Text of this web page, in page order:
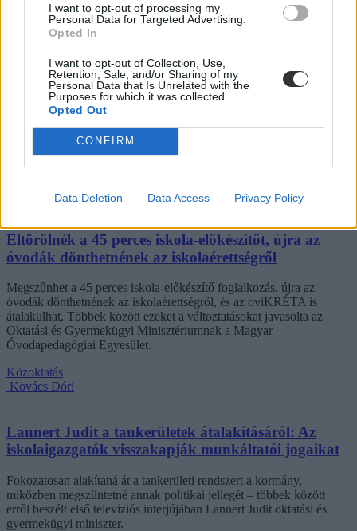
I want to opt-out of processing my
Personal Data for Targeted Advertising.
Opted In
I want to opt-out of Collection, Use,
Retention, Sale, and/or Sharing of my
Personal Data that Is Unrelated with the
Purposes for which it was collected.
Opted Out
CONFIRM
Data Deletion Data Access Privacy Policy
Szöllősi Anna
Dolgoznának az egyetem mellett, mégsem
vállalhatnak diákmunkát – több mint százezer
levelezős hallgatót érinthet a szabály
„Szinte bárhol voltam állásinterjún, mikor megtudták, hogy levelező
tagozatos hallgató vagyok, egyből húzni kezdték a szájukat” –
számolt be tapasztalatairól az Eduline-nak egy egyetemista. Példája
azonban korántsem egyedi: több levelezős hallgató számolt be
hasonló nehézségekről.
Campus life
Eltörölnék a 45 perces iskola-előkészítőt, újra az
óvodák dönthetnének az iskolaérettségről
Megszűnhet a 45 perces iskola-előkészítő foglalkozás, újra az
óvodák dönthetnének az iskolaérettségről, és az oviKRÉTA is
átalakulhat. Többek között ezeket a változtatásokat javasolta az
Oktatási és Gyermekügyi Minisztériumnak a Magyar
Óvodapedagógiai Egyesület.
Közoktatás
Kovács Dóri
Lannert Judit a tankerületek átalakításáról: Az
iskolaigazgatók visszakapják munkáltatói jogaikat
Fokozatosan alakítaná át a tankerületi rendszert a kormány,
miközben megszüntetné annak politikai jellegét – többek között
erről beszélt első televíziós interjújában Lannert Judit oktatási és
gyermekügyi miniszter.